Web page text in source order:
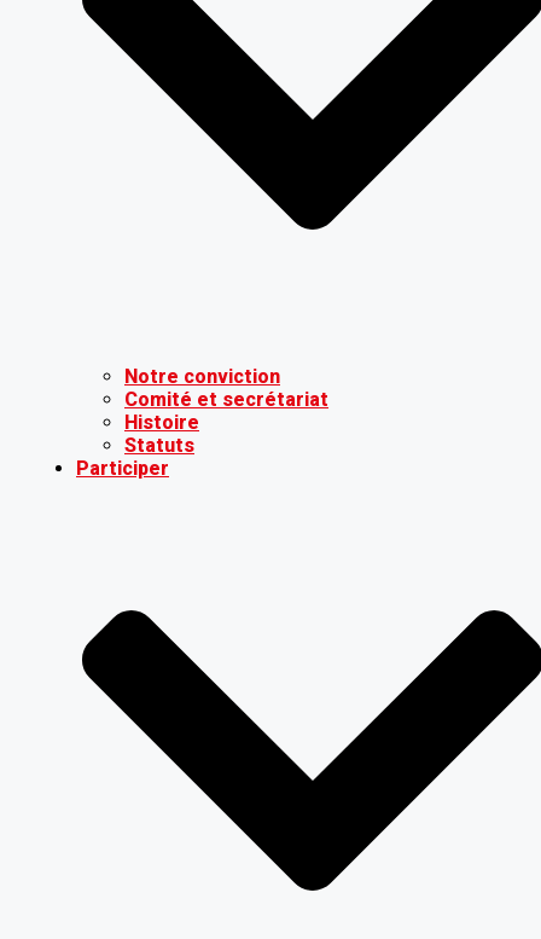
Notre conviction
Comité et secrétariat
Histoire
Statuts
Participer